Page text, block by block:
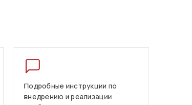
Подробные инструкции по
внедрению и реализации